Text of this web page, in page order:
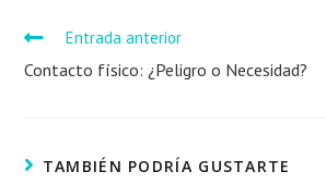
Entrada anterior
Contacto físico: ¿Peligro o Necesidad?
TAMBIÉN PODRÍA GUSTARTE